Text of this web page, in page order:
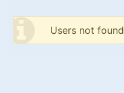
Users not found